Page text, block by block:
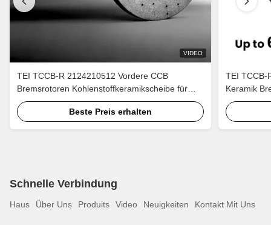
VIDEO
TEI TCCB-R 2124210512 Vordere CCB
Bremsrotoren Kohlenstoffkeramikscheibe für
C63 E63 AMG W211 W204 W212
Beste Preis erhalten
TEI TCCB-
Keramik
Camaro
Schnelle Verbindung
Haus Über Uns Produits Video Neuigkeiten Kontakt Mit Uns